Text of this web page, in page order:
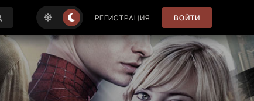
РЕГИСТРАЦИЯ ВОЙТИ